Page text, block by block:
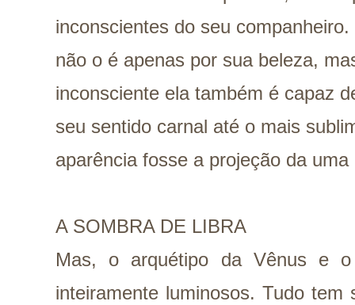
inconscientes do seu
não o é apenas por sua beleza,
inconsciente ela também é capaz
seu sentido carnal até o mais
aparência fosse a projeção da
A SOMBRA DE LIBRA
Mas, o arquétipo da Vênus e
inteiramente luminosos. Tudo